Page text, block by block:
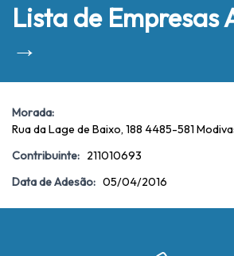
Lista de Empresas
→
Morada:
Rua da Lage de Baixo, 188 4485-581
Contribuinte: 211010693
Data de Adesão: 05/04/2016